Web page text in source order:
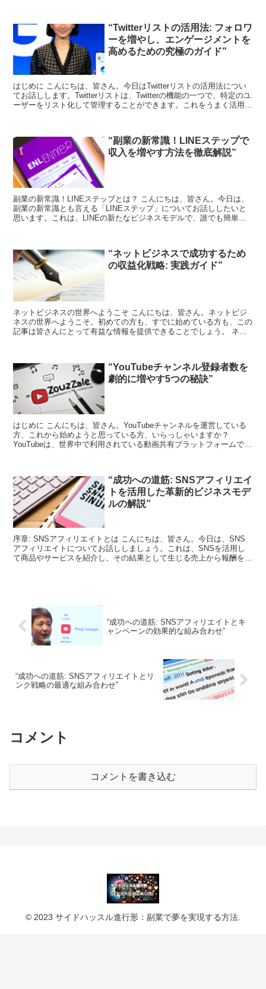
“Twitterリストの活用法: フォロワ
ーを増やし、エンゲージメントを
高めるための究極のガイド”
はじめに こんにちは、皆さん。今日はTwitterリストの活用法につい
てお話しします。Twitterリストは、Twitterの機能の一つで、特定のユ
ーザーをリスト化して管理することができます。これをうまく活用す
“副業の新常識！LINEステップで
収入を増やす方法を徹底解説”
副業の新常識！LINEステップとは？ こんにちは、皆さん。今日は、
副業の新常識とも言える「LINEステップ」についてお話ししたいと
思います。これは、LINEの新たなビジネスモデルで、誰でも簡単に
“ネットビジネスで成功するため
の収益化戦略: 実践ガイド”
ネットビジネスの世界へようこそ こんにちは、皆さん。ネットビジ
ネスの世界へようこそ。初めての方も、すでに始めている方も、この
記事は皆さんにとって有益な情報を提供できることでしょう。 ネッ
“YouTubeチャンネル登録者数を
劇的に増やす5つの秘訣”
はじめに こんにちは、皆さん。YouTubeチャンネルを運営している
方、これから始めようと思っている方、いらっしゃいますか？
YouTubeは、世界中で利用されている動画共有プラットフォームで、
“成功への道筋: SNSアフィリエイ
トを活用した革新的ビジネスモデ
ルの解説”
序章: SNSアフィリエイトとは こんにちは、皆さん。今日は、SNS
アフィリエイトについてお話ししましょう。これは、SNSを活用し
て商品やサービスを紹介し、その結果として生じる売上から報酬を得
“成功への道筋: SNSアフィリエイトとキ
ャンペーンの効果的な組み合わせ”
“成功への道筋: SNSアフィリエイトとリ
ンク戦略の最適な組み合わせ”
コメント
コメントを書き込む
© 2023 サイドハッスル進行形：副業で夢を実現する方法.